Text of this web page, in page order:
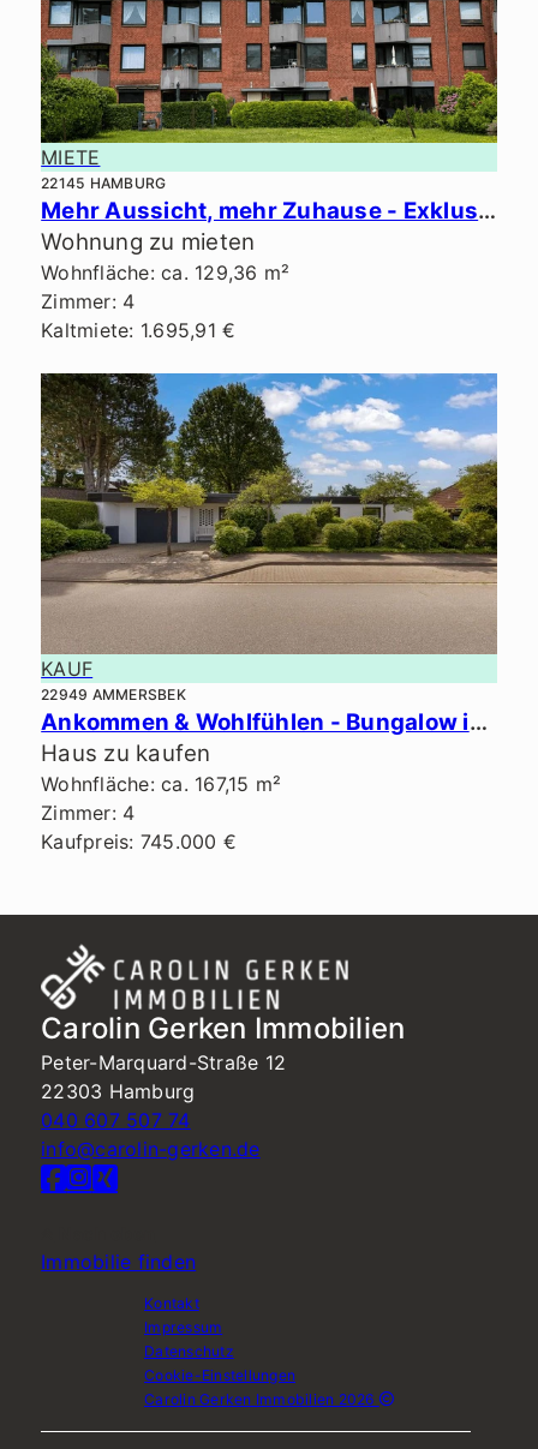
MIETE
22145 HAMBURG
Mehr Aussicht, mehr Zuhause - Exklusives Penthouse in ruhiger Lage.
Wohnung zu mieten
Wohnfläche: ca. 129,36 m²
Zimmer: 4
Kaltmiete: 1.695,91 €
KAUF
22949 AMMERSBEK
Ankommen & Wohlfühlen - Bungalow in Bestlage von Ammersbek.
Haus zu kaufen
Wohnfläche: ca. 167,15 m²
Zimmer: 4
Kaufpreis: 745.000 €
Carolin Gerken Immobilien
Peter-Marquard-Straße 12
22303 Hamburg
040 607 507 74
info@carolin-gerken.de
Immobilie finden
Kontakt
Impressum
Datenschutz
Cookie-Einstellungen
Carolin Gerken Immobilien 2026